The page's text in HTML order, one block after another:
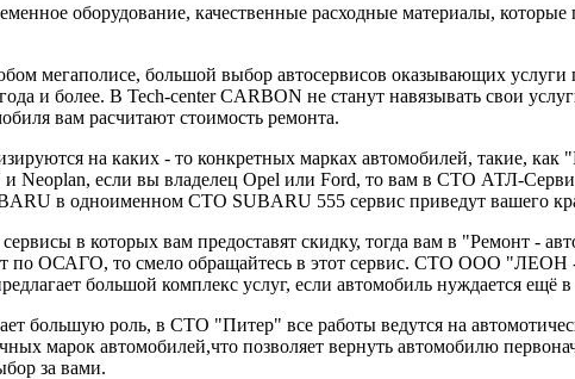
оборудование, качественные расходные материалы,
мегаполисе, большой выбор автосервисов оказывающих
и более. В Tech-center CARBON не станут навязывать свои
вам расчитают стоимость ремонта.
на каких - то конкретных марках автомобилей, такие,
Neoplan, если вы владелец Opel или Ford, то вам в СТО АТЛ-
в одноименном СТО SUBARU 555 сервис приведут вашего
в которых вам предоставят скидку, тогда вам в "Ремонт -
по ОСАГО, то смело обращайтесь в этот сервис. СТО ООО
большой комплекс услуг, если автомобиль нуждается ещё
большую роль, в СТО "Питер" все работы ведутся на
марок автомобилей,что позволяет вернуть автомобилю
за вами.